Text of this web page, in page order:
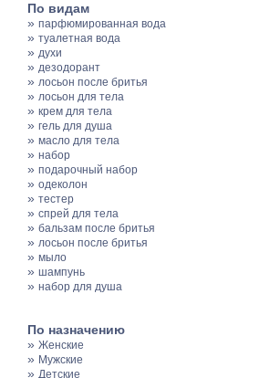
По видам
» парфюмированная вода
» туалетная вода
» духи
» дезодорант
» лосьон после бритья
» лосьон для тела
» крем для тела
» гель для душа
» масло для тела
» набор
» подарочный набор
» одеколон
» тестер
» спрей для тела
» бальзам после бритья
» лосьон после бритья
» мыло
» шампунь
» набор для душа
По назначению
» Женские
» Мужские
» Детские